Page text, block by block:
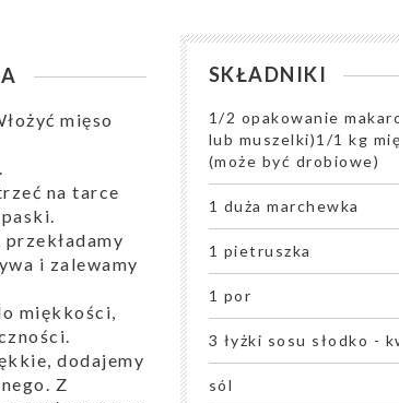
mięso
na tarce
i zalewamy
miękkości,
dodajemy
Z
SKŁADNIKI
1/2 opakowanie
lub muszelki)1/1 kg
(może być drobiowe)
1 duża marchewka
1 pietruszka
1 por
3 łyżki sosu słodko -
sól